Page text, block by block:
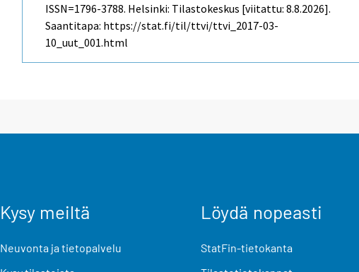
ISSN=1796-3788. Helsinki: Tilastokeskus [viitattu: 8.8.2026].
Saantitapa: https://stat.fi/til/ttvi/ttvi_2017-03-
10_uut_001.html
Kysy meiltä
Neuvonta ja tietopalvelu
Löydä nopeasti
StatFin-tietokanta